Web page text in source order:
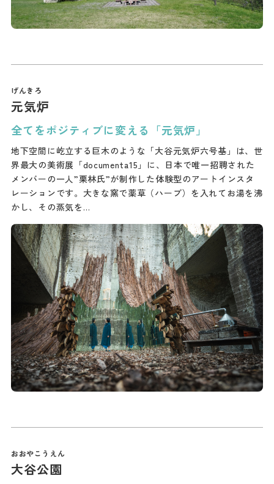
元気炉
全てをポジティブに変える「元気炉」
地下空間に屹立する巨木のような「大谷元気炉六号基」は、世
界最大の美術展「documenta15」に、日本で唯一招聘された
メンバーの一人”栗林氏”が制作した体験型のアートインスタ
レーションです。大きな窯で薬草（ハーブ）を入れてお湯を沸
かし、その蒸気を…
大谷公園